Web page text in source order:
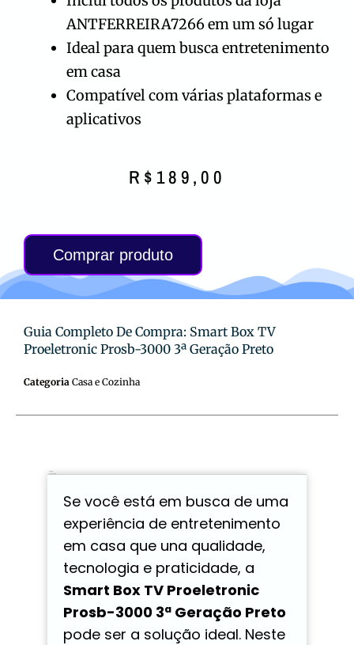
ANTFERREIRA7266 em um só lugar
Ideal para quem busca entretenimento
em casa
Compatível com várias plataformas e
aplicativos
R$ 189,00
Comprar produto
Guia Completo De Compra: Smart Box TV
Proeletronic Prosb-3000 3ª Geração Preto
Categoria Casa e Cozinha
Se você está em busca de uma
experiência de entretenimento
em casa que una qualidade,
tecnologia e praticidade, a
Smart Box TV Proeletronic
Prosb-3000 3ª Geração Preto
pode ser a solução ideal. Neste